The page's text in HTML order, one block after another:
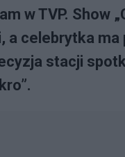
w TVP. Show
celebrytka
stacji